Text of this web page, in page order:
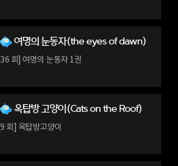
여명의 눈동자(the eyes of dawn)
[36 회] 여명의 눈동자 1권
옥탑방 고양이(Cats on the Roof)
[9 회] 옥탑방고양이